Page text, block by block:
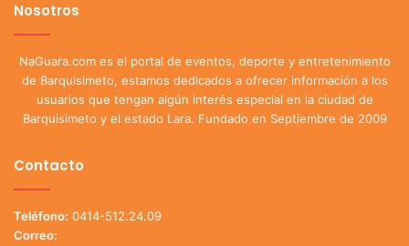
Nosotros
NaGuara.com es el portal de eventos, deporte y entretenimiento
de Barquisimeto, estamos dedicados a ofrecer información a los
usuarios que tengan algún interés especial en la ciudad de
Barquisimeto y el estado Lara. Fundado en Septiembre de 2009
Contacto
Teléfono: 0414-512.24.09
Correo: